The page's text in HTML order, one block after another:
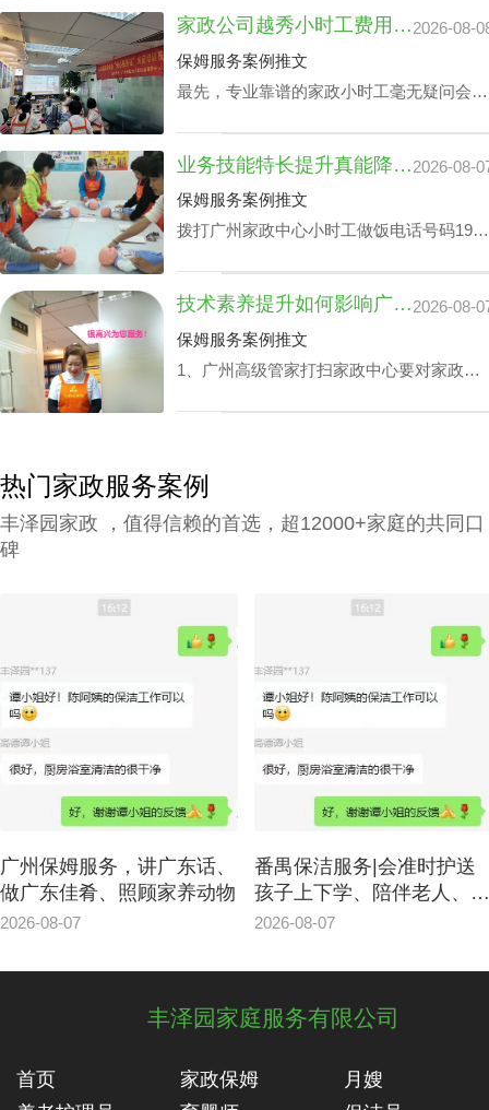
扫卧室、洗衣、洗碗、熨衣等日常事务，还
可以照护老人及带孩子放学，让工作热情高
的人更专心致力工作，那天河区家政公司白
家政公司越秀小时工费用：业务专业技能真的影响吗？2026-08-
保姆服务案例推文
最先，专业靠谱的家政小时工毫无疑问会比
如家里老人家照护技能、小孩子看护、监督
孩子学习等，个体能量越高，家政公司越秀
小时工费用自然越高。
业务技能特长提升真能降广州家政中心护理孩子收费？2026-08-
保姆服务案例推文
拨打广州家政中心小时工做饭电话号码199-
面试达标上岗。
技术素养提升如何影响广州家政中心流程价位2026-08-
保姆服务案例推文
1、广州高级管家打扫家政中心要对家政管
一丝不苟背景调查，完成实名核查、犯罪记
录验证、个人信用报告查询等。 3、广州高
级管家打扫家政中心还要有详实的家政服务
广州家政中心流程价位需列明。
热门家政服务案例
丰泽园家政 ，值得信赖的首选，超12000+家庭的共同口
碑
广州保姆服务，讲广东话、
做广东佳肴、照顾家养动物
2026-08-07
番禺保洁服务|会准时护送
孩子上下学、陪伴老人、讲
粤语
2026-08-07
丰泽园家庭服务有限公司
首页 家政保姆
月嫂